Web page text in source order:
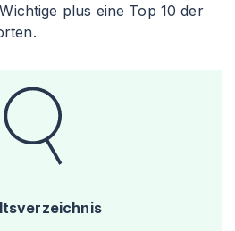
plus eine Top 10 der